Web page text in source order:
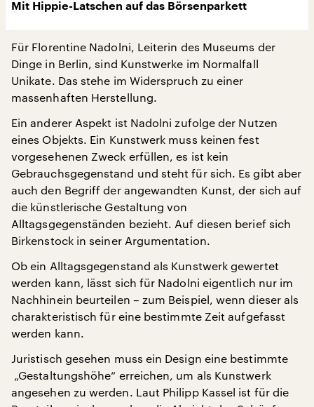
Mit Hippie-Latschen auf das Börsenparkett
Für Florentine Nadolni, Leiterin des Museums der
Dinge in Berlin, sind Kunstwerke im Normalfall
Unikate. Das stehe im Widerspruch zu einer
massenhaften Herstellung.
Ein anderer Aspekt ist Nadolni zufolge der Nutzen
eines Objekts. Ein Kunstwerk muss keinen fest
vorgesehenen Zweck erfüllen, es ist kein
Gebrauchsgegenstand und steht für sich. Es gibt aber
auch den Begriff der angewandten Kunst, der sich auf
die künstlerische Gestaltung von
Alltagsgegenständen bezieht. Auf diesen berief sich
Birkenstock in seiner Argumentation.
Ob ein Alltagsgegenstand als Kunstwerk gewertet
werden kann, lässt sich für Nadolni eigentlich nur im
Nachhinein beurteilen – zum Beispiel, wenn dieser als
charakteristisch für eine bestimmte Zeit aufgefasst
werden kann.
Juristisch gesehen muss ein Design eine bestimmte
„Gestaltungshöhe“ erreichen, um als Kunstwerk
angesehen zu werden. Laut Philipp Kassel ist für die